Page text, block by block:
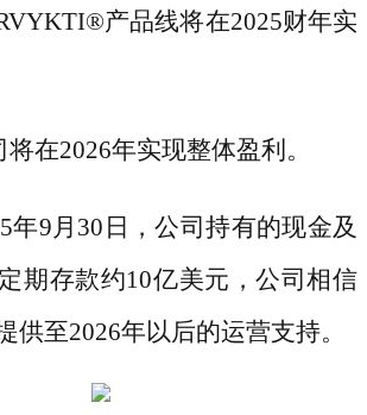
®产品线将在2025财年实
将在2026年实现整体盈利。
年9月30日，公司持有的现金及
期存款约10亿美元，公司相信
供至2026年以后的运营支持。